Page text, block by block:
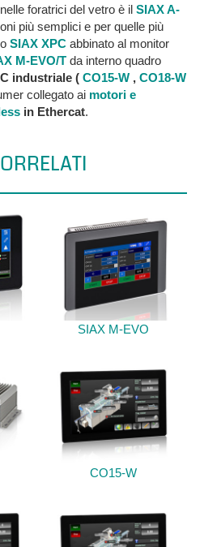
foratrici del vetro è il SIAX A-
più semplici e per quelle più
SIAX XPC abbinato al monitor
M-EVO/T da interno quadro
industriale ( CO15-W , CO18-W
collegato ai motori e
in Ethercat.
SIAX M-EVO
CO15-W